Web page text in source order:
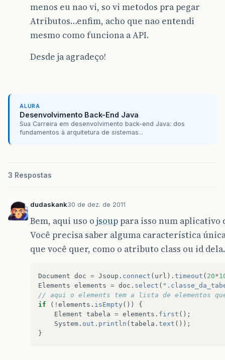
menos eu nao vi, so vi metodos pra pegar
Atributos…enfim, acho que nao entendi
mesmo como funciona a API.
Desde ja agradeço!
ALURA
Desenvolvimento Back-End Java
Sua Carreira em desenvolvimento back-end Java: dos
fundamentos à arquitetura de sistemas...
3 Respostas
dudaskank30 de dez. de 2011
Bem, aqui uso o jsoup para isso num aplicativo
Você precisa saber alguma característica
que você quer, como o atributo class ou id dela.
Document doc = Jsoup . connect ( url ). timeout ( 20*
Elements elements = doc . select (
// aqui o elements tem a lista de elementos
if
( ! elements . isEmpty ())
{
Element tabela = elements . first ();
System . out . println ( tabela . text ());
}